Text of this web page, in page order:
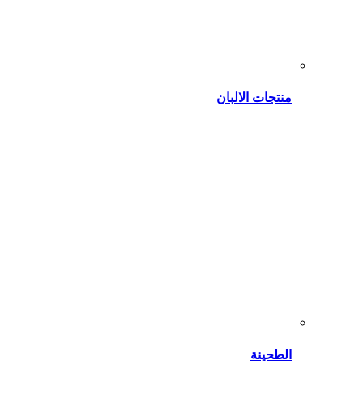
منتجات الالبان
الطحينة